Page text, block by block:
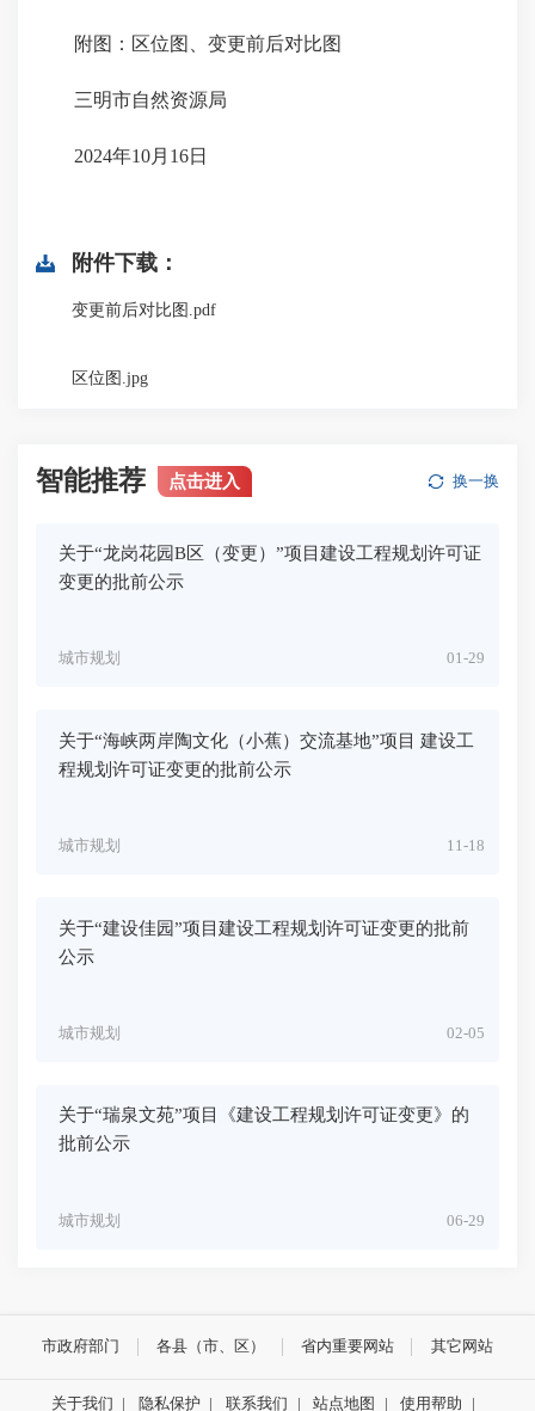
附图：区位图、变更前后对比图
三明市自然资源局
2024年10月16日
附件下载：
变更前后对比图.pdf
区位图.jpg
智能推荐 点击进入 换一换
关于“龙岗花园B区（变更）”项目建设工程规划许可证
变更的批前公示
01-29
城市规划
关于“海峡两岸陶文化（小蕉）交流基地”项目 建设工
程规划许可证变更的批前公示
11-18
城市规划
关于“建设佳园”项目建设工程规划许可证变更的批前
公示
02-05
城市规划
关于“瑞泉文苑”项目《建设工程规划许可证变更》的
批前公示
06-29
城市规划
市政府部门 各县（市、区） 省内重要网站 其它网站
关于我们 | 隐私保护 | 联系我们 | 站点地图 | 使用帮助 |